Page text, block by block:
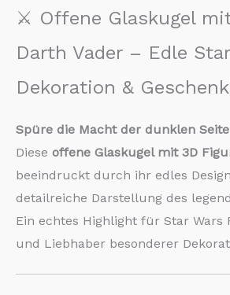
⚔️ Offene Glaskugel
Darth Vader – Edle
Dekoration &
Spüre die Macht der dunklen
Diese offene Glaskugel mit 3D
beeindruckt durch ihr edles
detailreiche Darstellung des
Ein echtes Highlight für Star Wars
und Liebhaber besonderer